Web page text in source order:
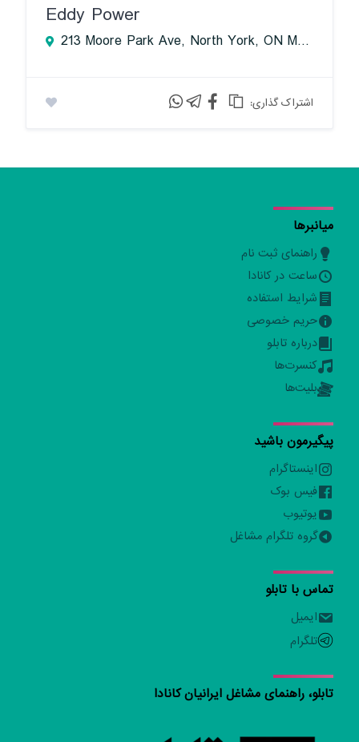
Eddy Power
213 Moore Park Ave, North York, ON M2M 1N5, Canada
:اشتراک گذاری
میانبرها
راهنمای ثبت نام
ساعت در کانادا
شرایط استفاده
حریم خصوصی
درباره تابلو
کنسرت‌ها
بلیت‌ها
پیگیرمون باشید
اینستاگرام
فیس بوک
یوتیوب
گروه تلگرام مشاغل
تماس با تابلو
ایمیل
تلگرام
تابلو، راهنمای مشاغل ایرانیان کانادا